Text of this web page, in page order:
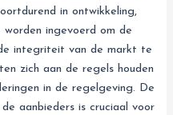
in ontwikkeling,
ingevoerd om de
integriteit van de markt te
zich aan de regels houden
in de regelgeving. De
aanbieders is cruciaal voor